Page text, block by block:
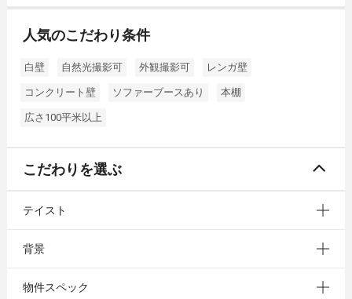
人気のこだわり条件
白壁 自然光撮影可 外観撮影可 レンガ壁
コンクリート壁 ソファーブースあり 本棚
広さ100平米以上
こだわりを選ぶ
テイスト
背景
物件スペック